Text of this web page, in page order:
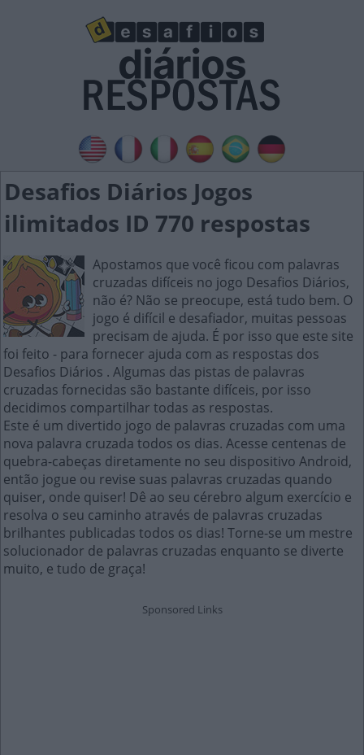
Desafios Diários Jogos
ilimitados ID 770 respostas
Apostamos que você ficou com palavras
cruzadas difíceis no jogo Desafios Diários,
não é? Não se preocupe, está tudo bem. O
jogo é difícil e desafiador, muitas pessoas
precisam de ajuda. É por isso que este site
foi feito - para fornecer ajuda com as respostas dos
Desafios Diários . Algumas das pistas de palavras
cruzadas fornecidas são bastante difíceis, por isso
decidimos compartilhar todas as respostas.
Este é um divertido jogo de palavras cruzadas com uma
nova palavra cruzada todos os dias. Acesse centenas de
quebra-cabeças diretamente no seu dispositivo Android,
então jogue ou revise suas palavras cruzadas quando
quiser, onde quiser! Dê ao seu cérebro algum exercício e
resolva o seu caminho através de palavras cruzadas
brilhantes publicadas todos os dias! Torne-se um mestre
solucionador de palavras cruzadas enquanto se diverte
muito, e tudo de graça!